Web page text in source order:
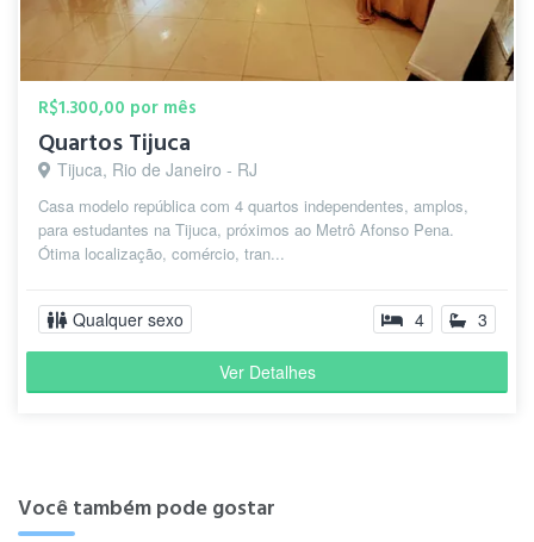
R$1.300,00 por mês
Quartos Tijuca
Tijuca, Rio de Janeiro - RJ
Casa modelo república com 4 quartos independentes, amplos,
para estudantes na Tijuca, próximos ao Metrô Afonso Pena.
Ótima localização, comércio, tran...
Qualquer sexo 4 3
Ver Detalhes
Você também pode gostar